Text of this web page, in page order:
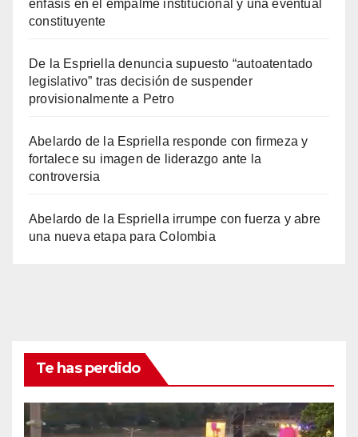
énfasis en el empalme institucional y una eventual
constituyente
De la Espriella denuncia supuesto “autoatentado
legislativo” tras decisión de suspender
provisionalmente a Petro
Abelardo de la Espriella responde con firmeza y
fortalece su imagen de liderazgo ante la
controversia
Abelardo de la Espriella irrumpe con fuerza y abre
una nueva etapa para Colombia
Te has perdido